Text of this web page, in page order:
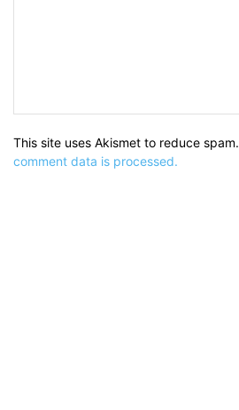
This site uses Akismet to reduce spam.
comment data is processed.